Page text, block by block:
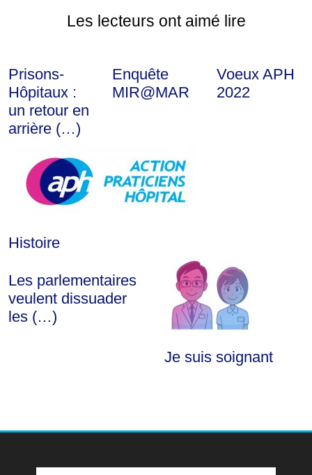
Les lecteurs ont aimé lire
Prisons-
Hôpitaux :
un retour en
arrière (…)
Enquête
MIR@MAR
Voeux APH
2022
Histoire
Les parlementaires
veulent dissuader
les (…)
Je suis soignant